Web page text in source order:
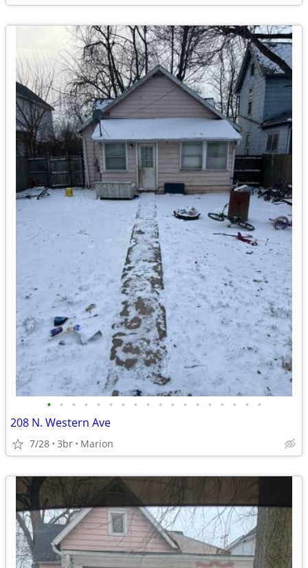
• • • • • • • • • • • • • • • • • •
208 N. Western Ave
7/28 3br Marion